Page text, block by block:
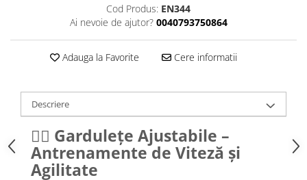
Cod Produs: EN344
Ai nevoie de ajutor? 0040793750864
Adauga la Favorite Cere informatii
Descriere
🏃‍♂️ Gardulețe Ajustabile –
Antrenamente de Viteză și
Agilitate